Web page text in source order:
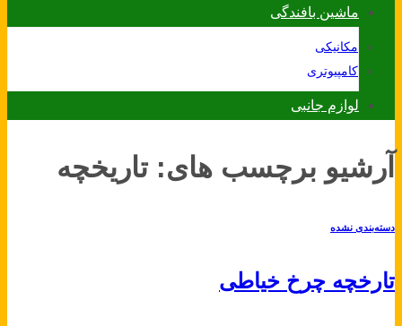
ماشین بافندگی
مکانیکی
کامپیوتری
لوازم جانبی
آرشیو برچسب های: تاریخچه
دسته‌بندی نشده
تارخچه چرخ خیاطی